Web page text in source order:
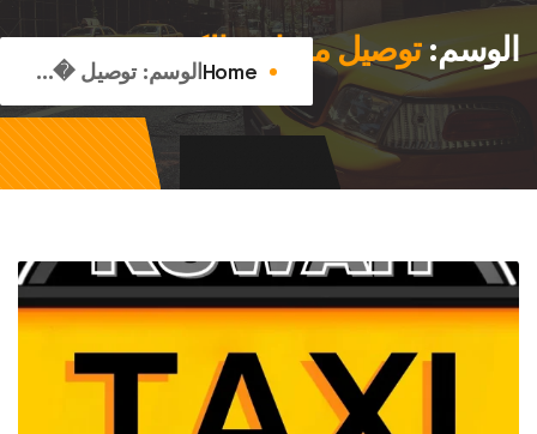
الوسم:توصيل مشاوير الكويت
Homeالوسم: توصيل �...